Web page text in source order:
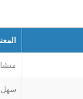
سهل